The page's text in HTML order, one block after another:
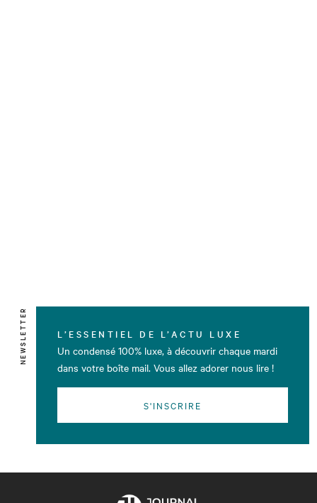
NEWSLETTER L’ESSENTIEL DE L’ACTU LUXE
Un condensé 100% luxe, à découvrir chaque mardi
dans votre boîte mail. Vous allez adorer nous lire !
S'INSCRIRE